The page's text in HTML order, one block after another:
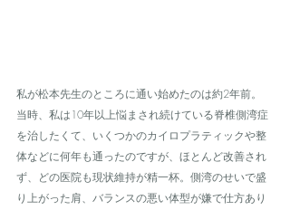
私が松本先生のところに通い始めたのは約2年前。
当時、私は10年以上悩まされ続けている脊椎側湾症
を治したくて、いくつかのカイロプラティックや整
体などに何年も通ったのですが、ほとんど改善され
ず、どの医院も現状維持が精一杯。側湾のせいで盛
り上がった肩、バランスの悪い体型が嫌で仕方あり